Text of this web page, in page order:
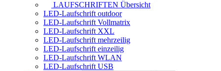
LAUFSCHRIFTEN Übersicht
LED-Laufschrift outdoor
LED-Laufschrift Vollmatrix
LED-Laufschrift XXL
LED-Laufschrift mehrzeilig
LED-Laufschrift einzeilig
LED-Laufschrift WLAN
LED-Laufschrift USB